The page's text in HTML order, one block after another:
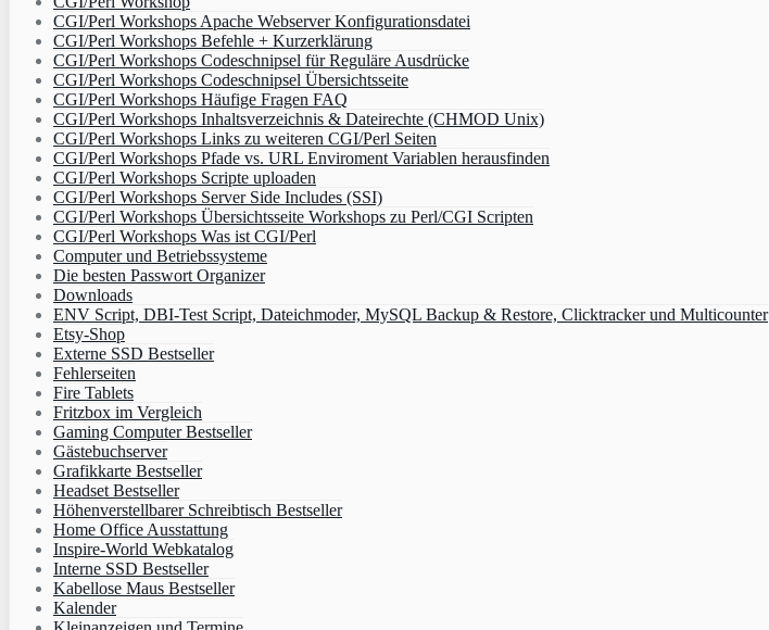
CGI/Perl Workshops Apache Webserver Konfigurationsdatei
CGI/Perl Workshops Befehle + Kurzerklärung
CGI/Perl Workshops Codeschnipsel für Reguläre Ausdrücke
CGI/Perl Workshops Codeschnipsel Übersichtsseite
CGI/Perl Workshops Häufige Fragen FAQ
CGI/Perl Workshops Inhaltsverzeichnis & Dateirechte (CHMOD Unix)
CGI/Perl Workshops Links zu weiteren CGI/Perl Seiten
CGI/Perl Workshops Pfade vs. URL Enviroment Variablen herausfinden
CGI/Perl Workshops Scripte uploaden
CGI/Perl Workshops Server Side Includes (SSI)
CGI/Perl Workshops Übersichtsseite Workshops zu Perl/CGI Scripten
CGI/Perl Workshops Was ist CGI/Perl
Computer und Betriebssysteme
Die besten Passwort Organizer
Downloads
ENV Script, DBI-Test Script, Dateichmoder, MySQL Backup & Restore, Clicktracker und Multicounter
Etsy-Shop
Externe SSD Bestseller
Fehlerseiten
Fire Tablets
Fritzbox im Vergleich
Gaming Computer Bestseller
Gästebuchserver
Grafikkarte Bestseller
Headset Bestseller
Höhenverstellbarer Schreibtisch Bestseller
Home Office Ausstattung
Inspire-World Webkatalog
Interne SSD Bestseller
Kabellose Maus Bestseller
Kalender